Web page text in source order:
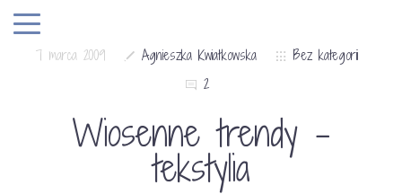
7 marca 2009 Agnieszka Kwiatkowska
Bez kategorii
2
Wiosenne trendy –
tekstylia